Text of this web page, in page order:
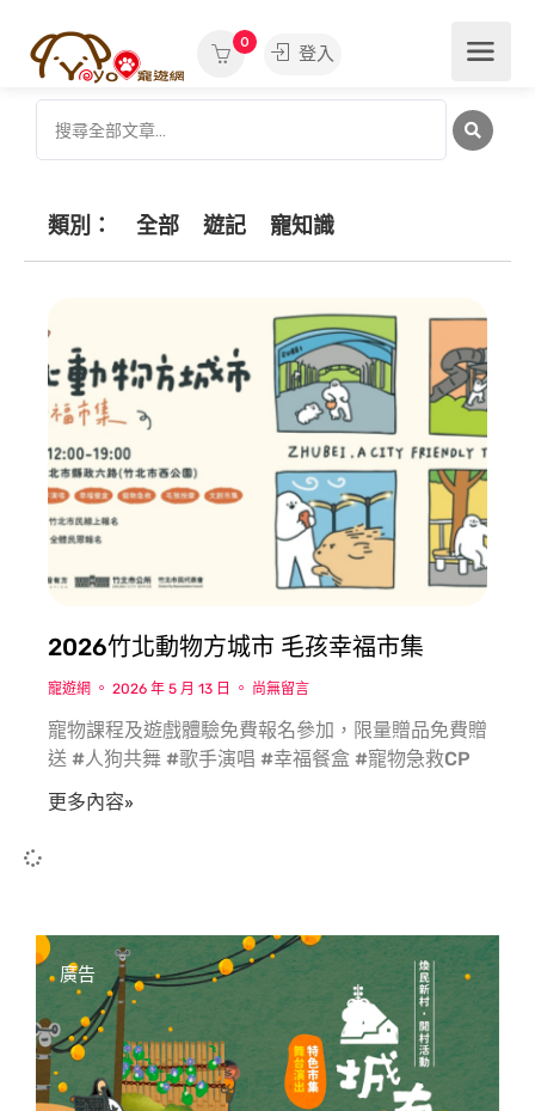
0
登入
類別： 全部 遊記 寵知識
2026竹北動物方城市 毛孩幸福市集
寵遊網 2026 年 5 月 13 日 尚無留言
寵物課程及遊戲體驗免費報名參加，限量贈品免費贈
送 #人狗共舞 #歌手演唱 #幸福餐盒 #寵物急救CP
更多內容»
廣告